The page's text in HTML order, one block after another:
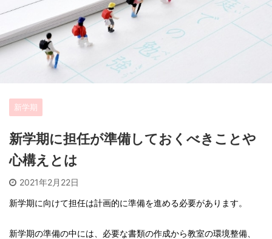
新学期
新学期に担任が準備しておくべきことや
心構えとは
2021年2月22日
新学期に向けて担任は計画的に準備を進める必要があります。
新学期の準備の中には、必要な書類の作成から教室の環境整備、